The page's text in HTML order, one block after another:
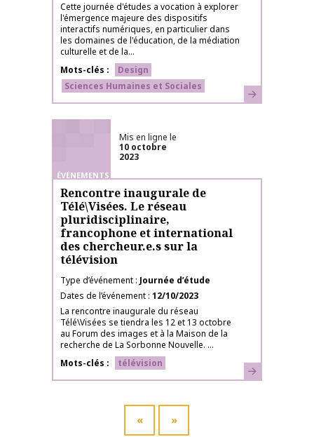
Cette journée d'études a vocation à explorer
l'émergence majeure des dispositifs
interactifs numériques, en particulier dans
les domaines de l'éducation, de la médiation
culturelle et de la...
Mots-clés
Design
Sciences Humaines et Sociales
En savoir plus
ÉVÉNEMENTS
Mis en ligne le
10 octobre
2023
Rencontre inaugurale de
Télé\Visées. Le réseau
pluridisciplinaire,
francophone et international
des chercheur.e.s sur la
télévision
Type d’événement Journée d’étude
Dates de l’événement 12/10/2023
La rencontre inaugurale du réseau
Télé\Visées se tiendra les 12 et 13 octobre
au Forum des images et à la Maison de la
recherche de La Sorbonne Nouvelle. ...
Mots-clés
télévision En savoir plus
« »